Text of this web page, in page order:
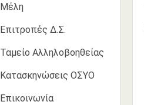
Μέλη
Επιτροπές Δ.Σ.
Ταμείο Αλληλοβοηθείας
Κατασκηνώσεις ΟΣΥΟ
Επικοινωνία